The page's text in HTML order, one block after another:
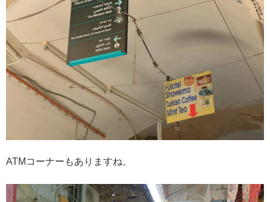
ATMコーナーもありますね。